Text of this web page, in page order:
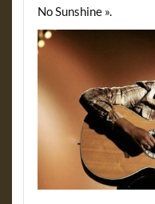
No Sunshine ».